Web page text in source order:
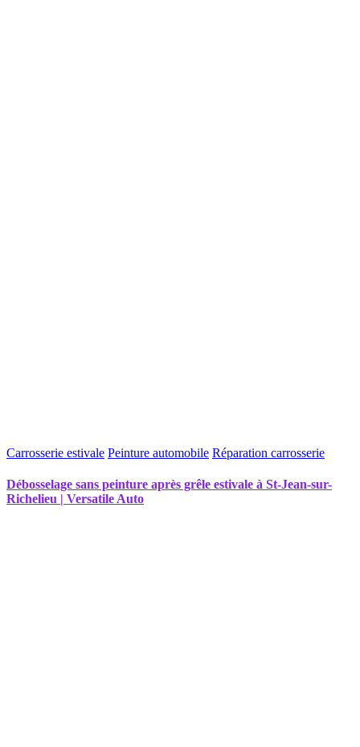
Carrosserie estivale Peinture automobile Réparation carrosserie
Débosselage sans peinture après grêle estivale à St-Jean-sur-
Richelieu | Versatile Auto